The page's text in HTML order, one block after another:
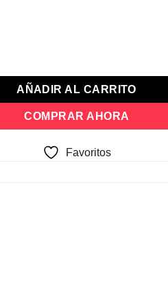
Oficina Para Estudios cantidad
AÑADIR AL CARRITO
COMPRAR AHORA
Favoritos